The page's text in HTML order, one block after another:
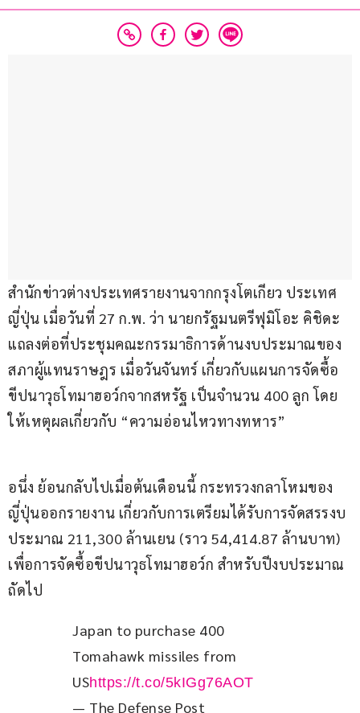
สำนักข่าวต่างประเทศรายงานจากกรุงโตเกียว ประเทศ
ญี่ปุ่น เมื่อวันที่ 27 ก.พ. ว่า นายกรัฐมนตรีฟุมิโอะ คิชิดะ
แถลงต่อที่ประชุมคณะกรรมาธิการด้านงบประมาณของ
สภาผู้แทนราษฎร เมื่อวันจันทร์ เกี่ยวกับแผนการจัดซื้อ
ขีปนาวุธโทมาฮอว์กจากสหรัฐ เป็นจำนวน 400 ลูก โดย
ให้เหตุผลเกี่ยวกับ “ความอ่อนไหวทางทหาร”
อนึ่ง ย้อนกลับไปเมื่อต้นเดือนนี้ กระทรวงกลาโหมของ
ญี่ปุ่นออกรายงาน เกี่ยวกับการเตรียมได้รับการจัดสรรงบ
ประมาณ 211,300 ล้านเยน (ราว 54,414.87 ล้านบาท)
เพื่อการจัดซื้อขีปนาวุธโทมาฮอว์ก สำหรับปีงบประมาณ
ถัดไป
Japan to purchase 400
Tomahawk missiles from
UShttps://t.co/5kIGg76AOT
— The Defense Post